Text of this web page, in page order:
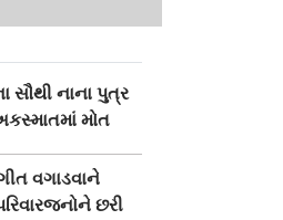
સૌથી નાના પુત્ર
મોત
વગાડવાને
છરી